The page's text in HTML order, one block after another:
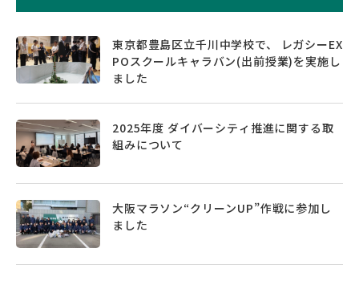
東京都豊島区立千川中学校で、 レガシーEX
POスクールキャラバン(出前授業)を実施し
ました
2025年度 ダイバーシティ推進に関する取
組みについて
大阪マラソン“クリーンUP”作戦に参加し
ました